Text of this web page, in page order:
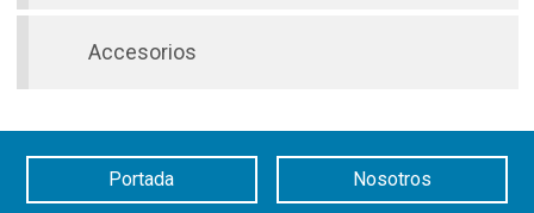
Accesorios
Portada Nosotros